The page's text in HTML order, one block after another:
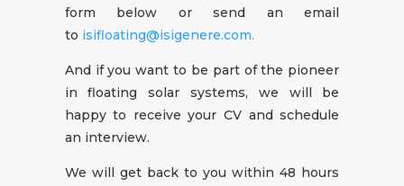
form below or send an email
to isifloating@isigenere.com.
And if you want to be part of the pioneer
in floating solar systems, we will be
happy to receive your CV and schedule
an interview.
We will get back to you within 48 hours